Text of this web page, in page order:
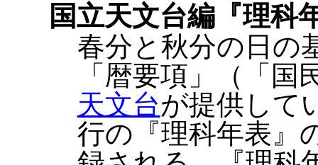
国立天文台編『理科
春分と秋分の日の
「暦要項」（「
天文台が提供して
行の『理科年表』